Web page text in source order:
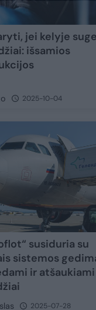
jei kelyje
išsamios
2025-10-04
susiduria su
sistemos
ir atšaukiami
2025-07-28